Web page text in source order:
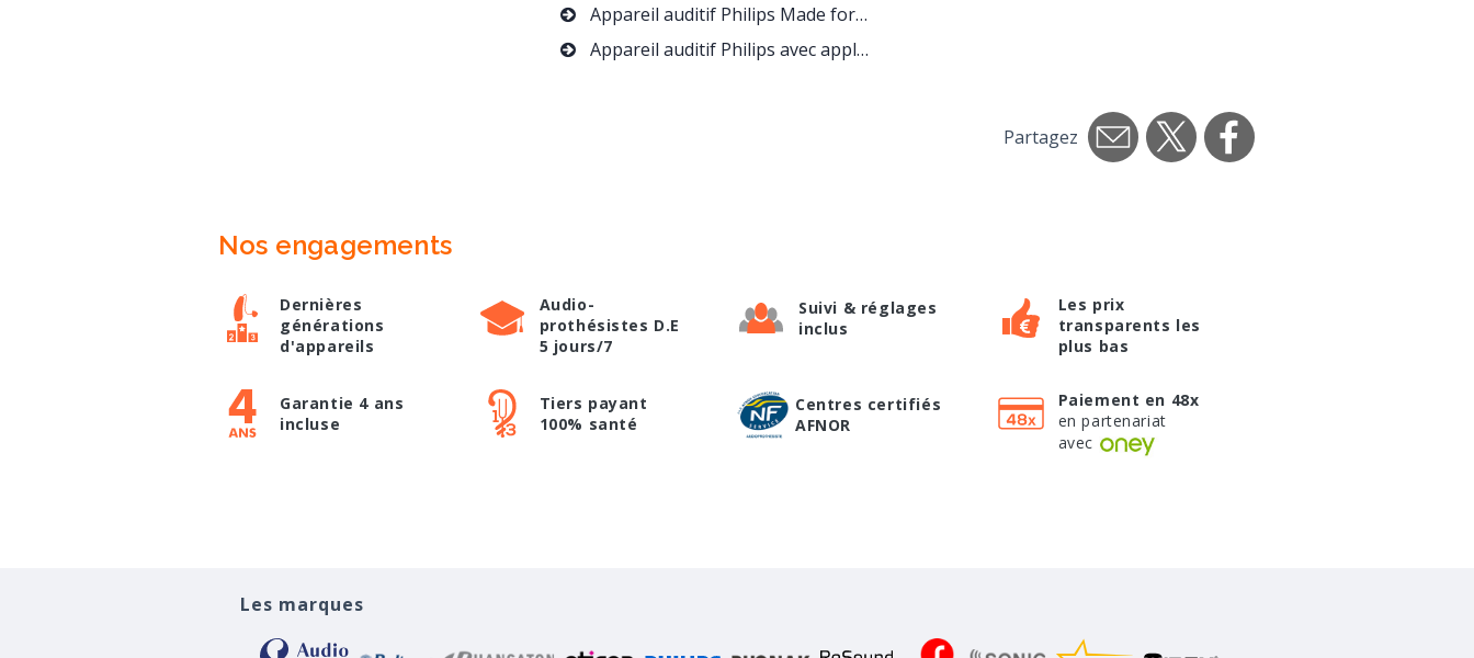
Appareil auditif Philips Made for iPhone moins cher !
Appareil auditif Philips avec application smartphone gratuite
Partagez
Nos engagements
Dernières
générations
d'appareils
Audio-
prothésistes D.E
5 jours/7
Suivi & réglages
inclus
Les prix
transparents les
plus bas
Garantie 4 ans
incluse
Tiers payant
100% santé
Centres certifiés
AFNOR
Paiement en 48x
en partenariat
avec
Les marques